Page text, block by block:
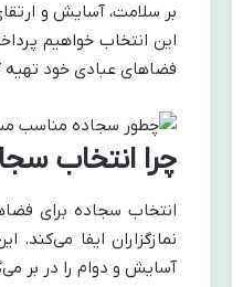
بر سلامت، آسایش و
این انتخاب خواهیم
فضاهای عبادی خود تهیه
چرا انتخاب
انتخاب سجاده برای
نمازگزاران ایفا
آسایش و دوام را در بر